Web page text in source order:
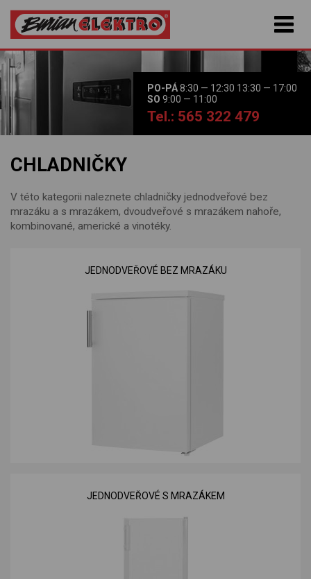
PO-PÁ8:30 — 12:30 13:30 — 17:00
SO 9:00 — 11:00
Tel.: 565 322 479
CHLADNIČKY
V této kategorii naleznete chladničky jednodveřové bez
mrazáku a s mrazákem, dvoudveřové s mrazákem nahoře,
kombinované, americké a vinotéky.
JEDNODVEŘOVÉ BEZ MRAZÁKU
JEDNODVEŘOVÉ S MRAZÁKEM